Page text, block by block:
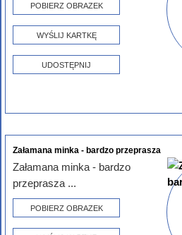
POBIERZ OBRAZEK
WYŚLIJ KARTKĘ
UDOSTĘPNIJ
Załamana minka - bardzo przeprasza
Załamana minka - bardzo
przeprasza ...
POBIERZ OBRAZEK